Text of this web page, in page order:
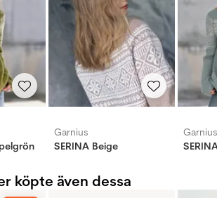
Garnius
SERINA Beige
Garnius
köpte även dessa